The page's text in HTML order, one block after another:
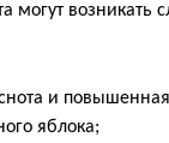
могут
и
яблока;